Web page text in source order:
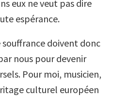
eux ne veut pas dire
espérance.
doivent donc
nous pour devenir
Pour moi, musicien,
culturel européen